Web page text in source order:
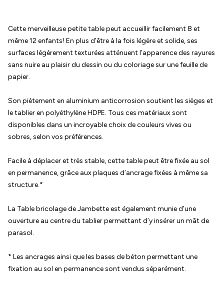
Cette merveilleuse petite table peut accueillir facilement 8 et
même 12 enfants! En plus d’être à la fois légère et solide, ses
surfaces légèrement texturées atténuent l’apparence des rayures
sans nuire au plaisir du dessin ou du coloriage sur une feuille de
papier.
Son piètement en aluminium anticorrosion soutient les sièges et
le tablier en polyéthylène HDPE. Tous ces matériaux sont
disponibles dans un incroyable choix de couleurs vives ou
sobres, selon vos préférences.
Facile à déplacer et très stable, cette table peut être fixée au sol
en permanence, grâce aux plaques d’ancrage fixées à même sa
structure.*
La Table bricolage de Jambette est également munie d’une
ouverture au centre du tablier permettant d’y insérer un mât de
parasol.
* Les ancrages ainsi que les bases de béton permettant une
fixation au sol en permanence sont vendus séparément.